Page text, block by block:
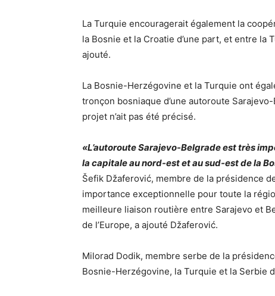
La Turquie encouragerait également la
la Bosnie et la Croatie d’une part, et entre la
ajouté.
La Bosnie-Herzégovine et la Turquie ont
tronçon bosniaque d’une autoroute
projet n’ait pas été précisé.
«L’autoroute Sarajevo-Belgrade est très
la capitale au nord-est et au sud-est de la
Šefik Džaferović, membre de la présidence
importance exceptionnelle pour toute la
meilleure liaison routière entre Sarajevo et
de l’Europe, a ajouté Džaferović.
Milorad Dodik, membre serbe de la
Bosnie-Herzégovine, la Turquie et la Serbie